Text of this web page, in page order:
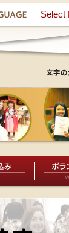
Select